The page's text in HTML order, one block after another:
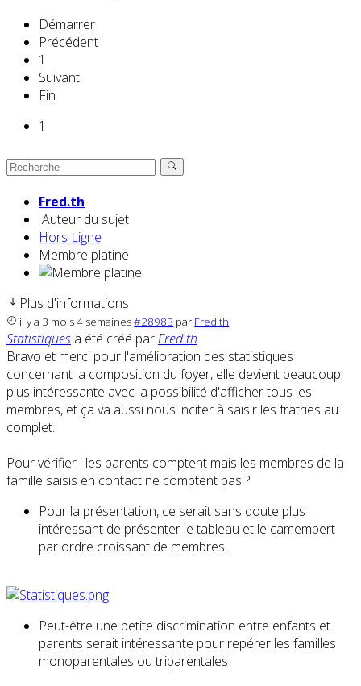
Démarrer
Précédent
1
Suivant
Fin
1
Fred.th
Auteur du sujet
Hors Ligne
Membre platine
Plus d'informations
il y a 3 mois 4 semaines#28983 par Fred.th
Statistiques a été créé parFred.th
Bravo et merci pour l'amélioration des statistiques
concernant la composition du foyer, elle devient beaucoup
plus intéressante avec la possibilité d'afficher tous les
membres, et ça va aussi nous inciter à saisir les fratries au
complet.
Pour vérifier : les parents comptent mais les membres de la
famille saisis en contact ne comptent pas ?
Pour la présentation, ce serait sans doute plus
intéressant de présenter le tableau et le camembert
par ordre croissant de membres.
Peut-être une petite discrimination entre enfants et
parents serait intéressante pour repérer les familles
monoparentales ou triparentales